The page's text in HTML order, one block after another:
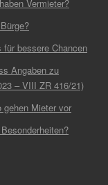
Vermieter?
für bessere Chancen
Angaben zu
– VIII ZR 416/21)
gehen Mieter vor